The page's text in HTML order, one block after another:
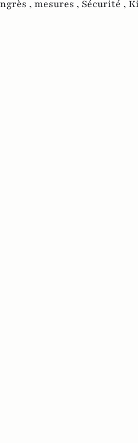
, mesures , Sécurité ,